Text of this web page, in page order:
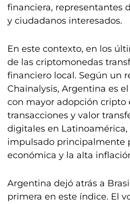
financiera, representantes
y ciudadanos interesados.
En este contexto, en los
de las criptomonedas
financiero local. Según un
Chainalysis, Argentina es
con mayor adopción cripto
transacciones y valor
digitales en
impulsado principalmente
económica y la alta
Argentina dejó atrás a
primera en este índice. El